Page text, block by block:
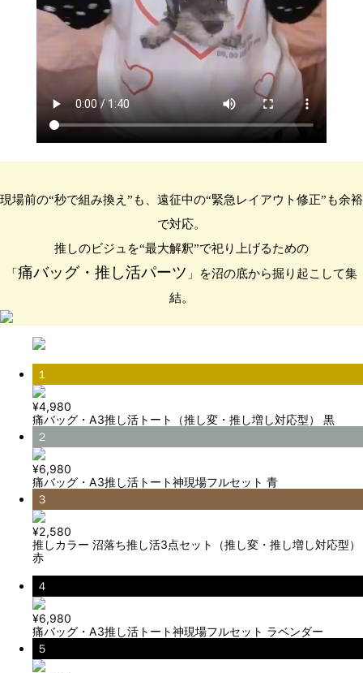
現場前の“秒で組み換え”も、遠征中の“緊急レイアウト修正”も余裕
で対応。
推しのビジュを“最大解釈”で祀り上げるための
「痛バッグ・推し活パーツ 」を沼の底から掘り起こして集
結。
１
¥4,980
痛バッグ・A3推し活トート（推し変・推し増し対応型） 黒
２
¥6,980
痛バッグ・A3推し活トート神現場フルセット 青
３
¥2,580
推しカラー 沼落ち推し活3点セット（推し変・推し増し対応型）
赤
４
¥6,980
痛バッグ・A3推し活トート神現場フルセット ラベンダー
５